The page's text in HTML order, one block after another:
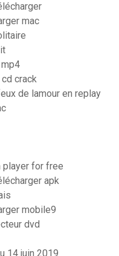
mac
crack
de lamour en replay
player for free
apk
mobile9
dvd
14 juin 2019